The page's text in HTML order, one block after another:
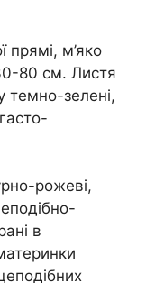
прямі, м’яко
80 см. Листя
темно-зелені,
рожеві,
в